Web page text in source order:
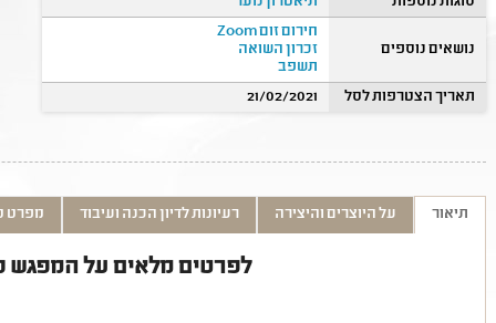
נושאים נוספים
חירום זום Zoom
זכרון השואה
תשפב
תאריך הצטרפות לסל
21/02/2021
תיאור על היוצרים והיצירה רעיונות לדיון הכנה ועיבוד מפרט
לפרטים מלאים על המפגש